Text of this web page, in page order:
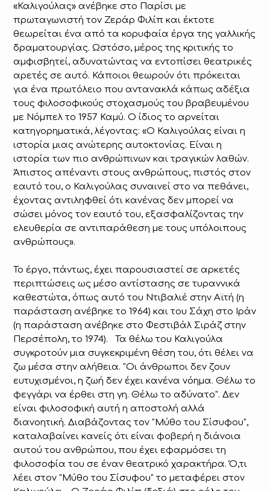
«Καλιγούλας» ανέβηκε στο Παρίσι με
πρωταγωνιστή τον Ζεράρ Φιλίπ και έκτοτε
θεωρείται ένα από τα κορυφαία έργα της γαλλικής
δραματουργίας. Ωστόσο, μέρος της κριτικής το
αμφισβητεί, αδυνατώντας να εντοπίσει θεατρικές
αρετές σε αυτό. Κάποιοι θεωρούν ότι πρόκειται
για ένα πρωτόλειο που αντανακλά κάπως αδέξια
τους φιλοσοφικούς στοχασμούς του βραβευμένου
με Νόμπελ τo 1957 Καμύ. Ο ίδιος το αρνείται
κατηγορηματικά, λέγοντας: «Ο Καλιγούλας είναι η
ιστορία μιας ανώτερης αυτοκτονίας. Είναι η
ιστορία των πιο ανθρώπινων και τραγικών λαθών.
Άπιστος απέναντι στους ανθρώπους, πιστός στον
εαυτό του, ο Καλιγούλας συναινεί στο να πεθάνει,
έχοντας αντιληφθεί ότι κανένας δεν μπορεί να
σώσει μόνος τον εαυτό του, εξασφαλίζοντας την
ελευθερία σε αντιπαράθεση με τους υπόλοιπους
ανθρώπους».
Το έργο, πάντως, έχει παρουσιαστεί σε αρκετές
περιπτώσεις ως μέσο αντίστασης σε τυραννικά
καθεστώτα, όπως αυτό του Ντιβαλιέ στην Αϊτή (η
παράσταση ανέβηκε το 1964) και του Σάχη στο Ιράν
(η παράσταση ανέβηκε στο Φεστιβάλ Σιράζ στην
Περσέπολη, το 1974). Τα θέλω του Καλιγούλα
συγκροτούν μια συγκεκριμένη θέση του, ότι θέλει να
ζω μέσα στην αλήθεια. "Οι άνθρωποι δεν ζουν
ευτυχισμένοι, η ζωή δεν έχει κανένα νόημα. Θέλω το
φεγγάρι να έρθει στη γη. Θέλω το αδύνατο". Δεν
είναι φιλοσοφική αυτή η αποστολή αλλά
διανοητική. Διαβάζοντας τον "Μύθο του Σίσυφου",
καταλαβαίνει κανείς ότι είναι φοβερή η διάνοια
αυτού του ανθρώπου, που έχει εφαρμόσει τη
φιλοσοφία του σε έναν θεατρικό χαρακτήρα. Ό,τι
λέει στον "Μύθο του Σίσυφου" το μεταφέρει στον